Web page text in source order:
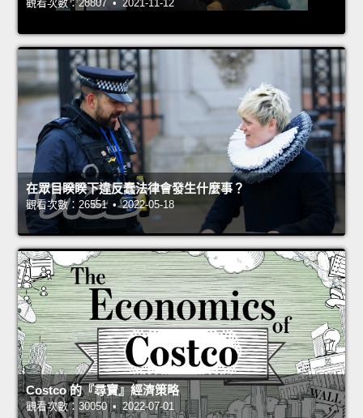
觀看次數：28807 • 2021-11-12
在眾目睽睽下違反蠢法律會發生什麼事？
觀看次數：26551 • 2022-05-18
Costco 的『尋寶』經濟策略
觀看次數：30050 • 2022-07-01